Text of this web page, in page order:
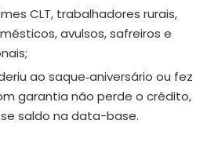
CLT, trabalhadores rurais,
avulsos, safreiros e
;
ao saque‑aniversário ou fez
garantia não perde o crédito,
saldo na data-base.